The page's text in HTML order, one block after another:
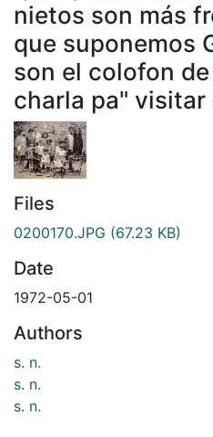
nietos son más
que suponemos
son el colofon
charla pa" visitar
Files
0200170.JPG (67.23 KB)
Date
1972-05-01
Authors
s. n.
s. n.
s. n.